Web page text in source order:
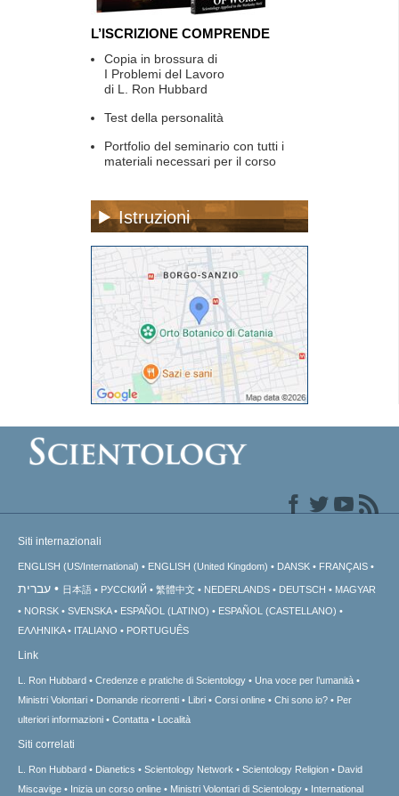
L’ISCRIZIONE COMPRENDE
Copia in brossura di
I Problemi del Lavoro
di L. Ron Hubbard
Test della personalità
Portfolio del seminario con tutti i
materiali necessari per il corso
Istruzioni
Siti internazionali
ENGLISH (US/International) ENGLISH (United Kingdom) DANSK FRANÇAIS
עברית 日本語 РУССКИЙ 繁體中文 NEDERLANDS DEUTSCH
MAGYAR
NORSK
SVENSKA ESPAÑOL (LATINO)
ESPAÑOL (CASTELLANO)
ΕΛΛΗΝΙΚA
ITALIANO PORTUGUÊS
Link
L. Ron Hubbard Credenze e pratiche di Scientology
Una voce per l’umanità
Ministri Volontari
Domande ricorrenti Libri Corsi online Chi sono io?
Per
ulteriori informazioni
Contatta Località
Siti correlati
L. Ron Hubbard Dianetics Scientology Network Scientology Religion
David
Miscavige
Inizia un corso online Ministri Volontari di Scientology International